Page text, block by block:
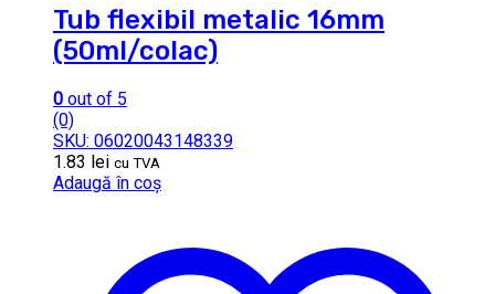
Tub flexibil metalic 16mm
(50ml/colac)
0 out of 5
(0)
SKU: 06020043148339
1.83 lei cu TVA
Adaugă în coș